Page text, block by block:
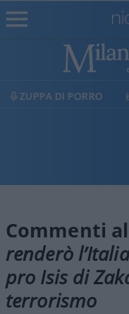
ZUPPA DI PORRO
Commenti
renderò
pro Isis di
terrorismo